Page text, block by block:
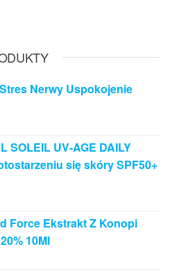
Nerwy Uspokojenie
SOLEIL UV-AGE DAILY
się skóry SPF50+
Force Ekstrakt Z Konopi
10Ml